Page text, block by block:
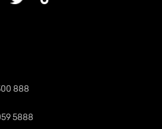
888
5888